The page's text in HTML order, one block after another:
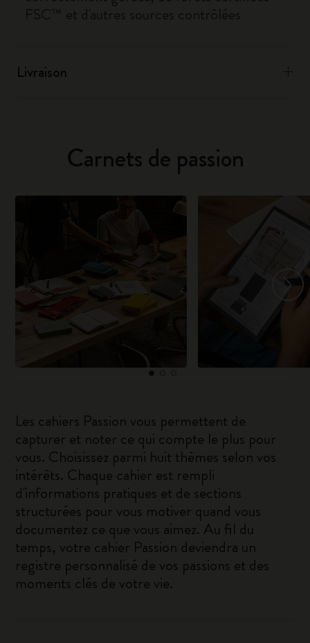
Livraison
Carnets de passion
Les cahiers Passion vous permettent de
capturer et noter ce qui compte le plus pour
vous. Choisissez parmi huit thèmes selon vos
intérêts. Chaque cahier est rempli
d'informations pratiques et de sections
structurées pour vous motiver quand vous
documentez ce que vous aimez. Au fil du
temps, votre cahier Passion deviendra un
registre personnalisé de vos passions et des
moments clés de votre vie.